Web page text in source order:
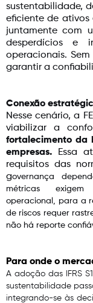
sustentabilidade,
eficiente de ativos
juntamente com
desperdícios e
operacionais. Sem
garantir a
Conexão
Nesse cenário, a
viabilizar a
fortalecimento da
empresas. Essa
requisitos das
governança
métricas
operacional, para a
de riscos requer
não há reporte
Para onde o
A adoção das IFRS
sustentabilidade
integrando-se às